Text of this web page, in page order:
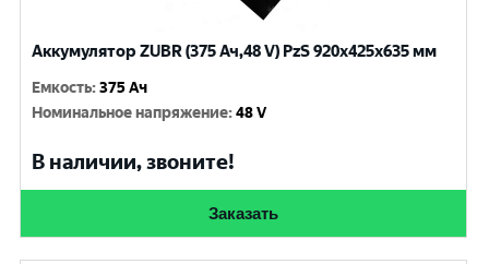
Аккумулятор ZUBR (375 Ач,48 V) PzS 920x425x635 мм
Емкость:375 Ач
Номинальное напряжение:48 V
В наличии, звоните!
Заказать